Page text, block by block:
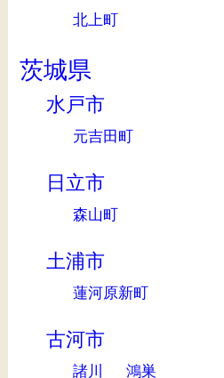
北上町
茨城県
水戸市
元吉田町
日立市
森山町
土浦市
蓮河原新町
古河市
諸川 鴻巣